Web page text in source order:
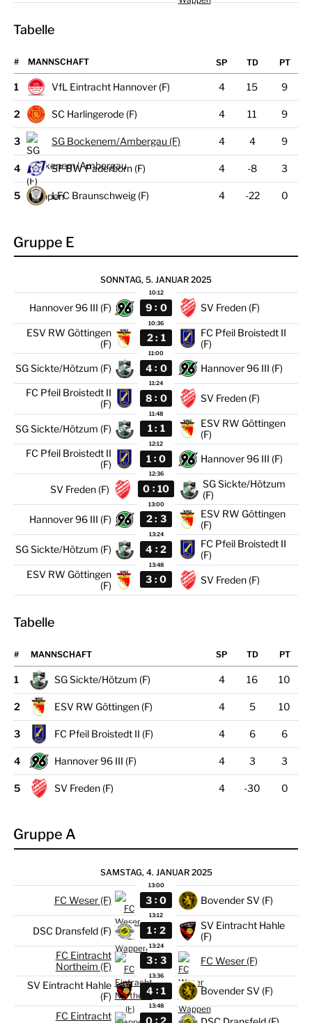
Tabelle
# MANNSCHAFT
1 VfL Eintracht Hannover (F) 4 15 9
2 SC Harlingerode (F) 4 11 9
3 SG Bockenem/Ambergau (F) 4 4 9
4 SF BW Paderborn (F) 4 -8 3
5 LFC Braunschweig (F) 4 -22 0
Gruppe E
SONNTAG, 5. JANUAR 2025
10:12
Hannover 96 III (F) 9 : 0 SV Freden (F)
10:36
ESV RW Göttingen
(F)
2 : 1
FC Pfeil Broistedt II
(F)
11:00
SG Sickte/Hötzum (F) 4 : 0 Hannover 96 III (F)
11:24
FC Pfeil Broistedt II
(F)
8 : 0 SV Freden (F)
11:48
SG Sickte/Hötzum (F) 1 : 1
ESV RW Göttingen
(F)
12:12
FC Pfeil Broistedt II
(F)
1 : 0 Hannover 96 III (F)
12:36
SV Freden (F) 0 : 10
SG Sickte/Hötzum
(F)
13:00
Hannover 96 III (F) 2 : 3
ESV RW Göttingen
(F)
13:24
SG Sickte/Hötzum (F) 4 : 2
FC Pfeil Broistedt II
(F)
13:48
ESV RW Göttingen
(F)
3 : 0 SV Freden (F)
Tabelle
# MANNSCHAFT
1 SG Sickte/Hötzum (F) 4 16 10
2 ESV RW Göttingen (F) 4 5 10
3 FC Pfeil Broistedt II (F) 4 6 6
4 Hannover 96 III (F) 4 3 3
5 SV Freden (F) 4 -30 0
Gruppe A
SAMSTAG, 4. JANUAR 2025
13:00
FC Weser (F) 3 : 0 Bovender SV (F)
13:12
DSC Dransfeld (F) 1 : 2
SV Eintracht Hahle
(F)
13:24
FC Eintracht
Northeim (F)
3 : 3 FC Weser (F)
13:36
SV Eintracht Hahle
(F)
4 : 1 Bovender SV (F)
13:48
FC Eintracht
: